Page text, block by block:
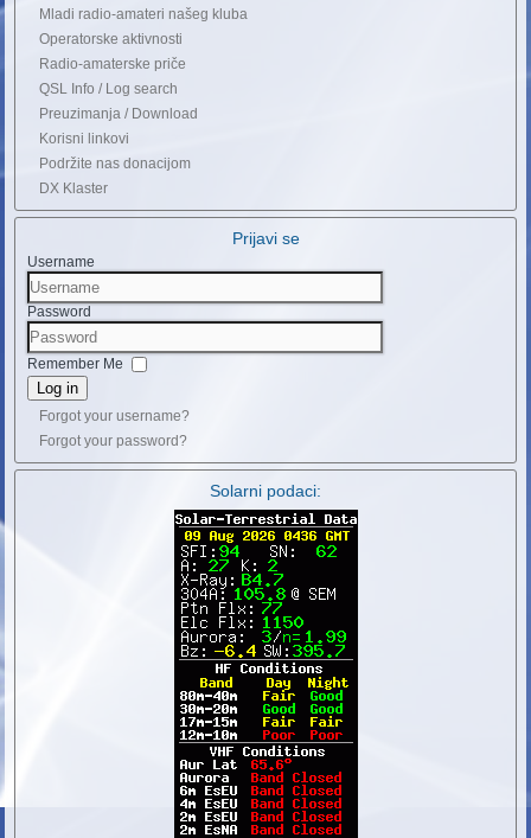
Mladi radio-amateri našeg kluba
Operatorske aktivnosti
Radio-amaterske priče
QSL Info / Log search
Preuzimanja / Download
Korisni linkovi
Podržite nas donacijom
DX Klaster
Prijavi se
Username
Password
Remember Me
Log in
Forgot your username?
Forgot your password?
Solarni podaci: